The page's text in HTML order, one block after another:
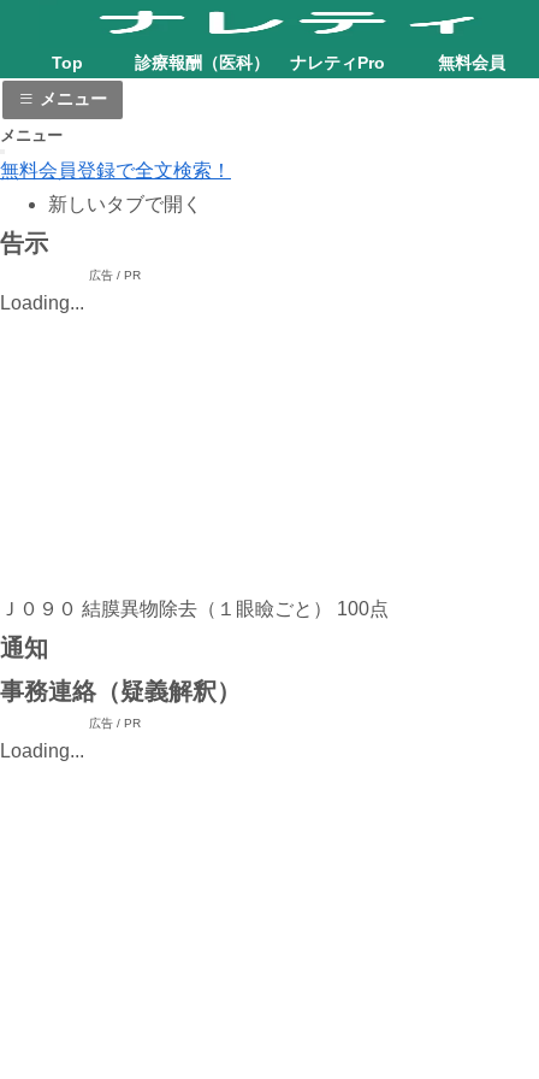
Top 診療報酬（医科） ナレティPro
無料会員
メニュー
メニュー
無料会員登録で全文検索！
新しいタブで開く
告示
広告 / PR
Loading...
Ｊ０９０ 結膜異物除去（１眼瞼ごと） 100点
通知
事務連絡（疑義解釈）
広告 / PR
Loading...